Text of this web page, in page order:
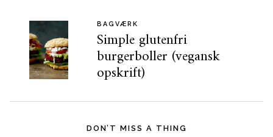
BAGVÆRK
Simple glutenfri
burgerboller (vegansk
opskrift)
DON’T MISS A THING